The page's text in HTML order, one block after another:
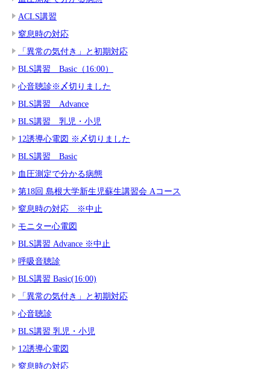
ACLS講習
窒息時の対応
「異常の気付き」と初期対応
BLS講習 Basic（16:00）
心音聴診※〆切りました
BLS講習 Advance
BLS講習 乳児・小児
12誘導心電図 ※〆切りました
BLS講習 Basic
血圧測定で分かる病態
第18回 島根大学新生児蘇生講習会 Aコース
窒息時の対応 ※中止
モニター心電図
BLS講習 Advance ※中止
呼吸音聴診
BLS講習 Basic(16:00)
「異常の気付き」と初期対応
心音聴診
BLS講習 乳児・小児
12誘導心電図
窒息時の対応